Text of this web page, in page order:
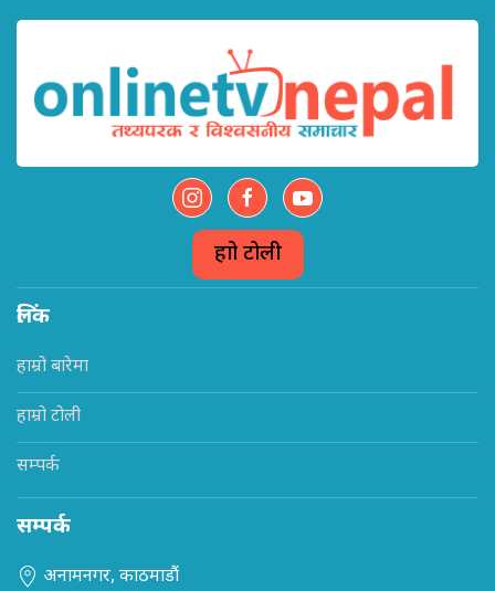
हाम्रो टोली
लिंक
हाम्रो बारेमा
हाम्रो टोली
सम्पर्क
सम्पर्क
अनामनगर, काठमाडौं